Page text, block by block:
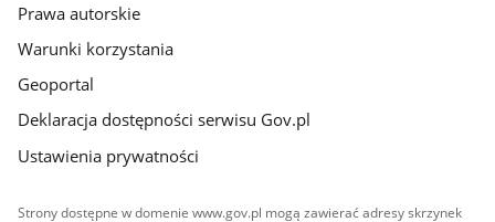
Prawa autorskie
Warunki korzystania
Geoportal
Deklaracja dostępności serwisu Gov.pl
Ustawienia prywatności
Strony dostępne w domenie www.gov.pl mogą zawierać adresy skrzynek